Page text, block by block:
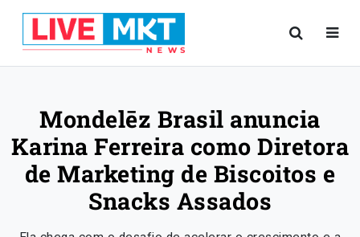
Mondelēz Brasil anuncia
Karina Ferreira como Diretora
de Marketing de Biscoitos e
Snacks Assados